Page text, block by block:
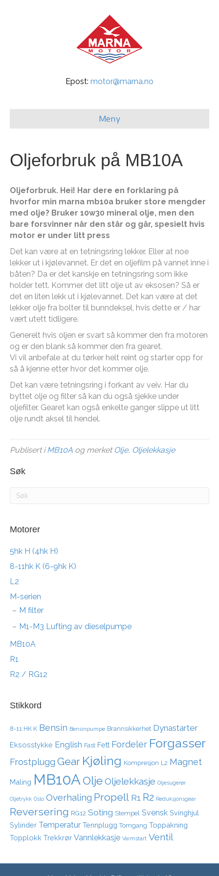
Epost: motor@marna.no
Meny
Oljeforbruk på MB10A
Oljeforbruk. Hei! Har dere en forklaring på
hvorfor min marna mb10a bruker store mengder
med olje? Bruker 10w30 mineral olje, men den
bare forsvinner når den står og går, spesielt hvis
motor er under litt press
Det kan være at en tetningsring lekker. Eller at noe
lekker ut i kjølevannet. Er det en oljefilm på vannet inne i
båten? Da er det kanskje en tetningsring som ikke
holder tett. Kommer det litt olje ut av eksosen? Så er
det en liten lekk ut i kjølevannet. Det kan være at det
lekker olje fra bolter til bunndeksel, hvis dette er / har
vært utett tidligere.
Generelt hvis oljen er svart så kommer den fra motoren
og er den blank så kommer den fra gearet.
Vi vil anbefale at du tørker helt reint og starter opp for
så å kjenne etter hvor det kommer olje.
Det kan være tetningsring i forkant av veiv. Har du
byttet olje og filter så kan du også sjekke under
oljefilter. Gearet kan også enkelte ganger slippe ut litt
olje rundt aksel til hendel.
Publisert iMB10A og merket Olje, Oljelekkasje
Søk
Motorer
5hk H (4hk H)
8-11hk K (6-9hk K)
L2
M-serien
M filter
M1-M3 Lufting av dieselpumpe
MB10A
R1
R2 / RG12
Stikkord
8-11 HK K Bensin Bensinpumpe Brannsikkerhet Dynastarter
Eksosstykke English Fast Fett Fordeler Forgasser
Frostplugg Gear Kjøling Kompresjon L2 Magnet
Maling MB10AOljeOljelekkasje Oljesugerør
Oljetrykk Oslo Overhaling Propell R1 R2 Reduksjonsgear
Reversering RG12 Soting Stempel Svensk Svinghjul
Sylinder Temperatur Tennplugg Tomgang Toppakning
Topplokk Trekkrør Vannlekkasje Varmstart Ventil